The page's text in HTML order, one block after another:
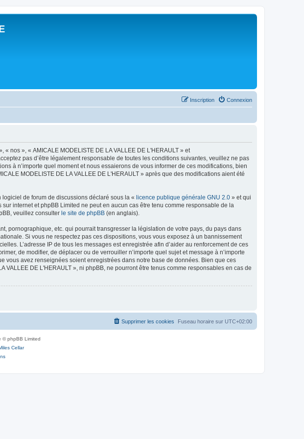
Connexion
Inscription
nos », « AMICALE MODELISTE DE LA VALLEE DE L'HERAULT » et
pas d’être légalement responsable de toutes les conditions suivantes, veuillez ne pas
à n’importe quel moment et nous essaierons de vous informer de ces modifications, bien
MODELISTE DE LA VALLEE DE L'HERAULT » après que des modifications aient été
de forum de discussions déclaré sous la « licence publique générale GNU 2.0 » et qui
internet et phpBB Limited ne peut en aucun cas être tenu comme responsable de la
veuillez consulter le site de phpBB (en anglais).
pornographique, etc. qui pourrait transgresser la législation de votre pays, du pays dans
Si vous ne respectez pas ces dispositions, vous vous exposez à un bannissement
L’adresse IP de tous les messages est enregistrée afin d’aider au renforcement de ces
de modifier, de déplacer ou de verrouiller n’importe quel sujet et message à n’importe
vous avez renseignées soient enregistrées dans notre base de données. Bien que ces
DE L'HERAULT », ni phpBB, ne pourront être tenus comme responsables en cas de
Fuseau horaire sur UTC+02:00
Supprimer les cookies
© phpBB Limited
Cellar